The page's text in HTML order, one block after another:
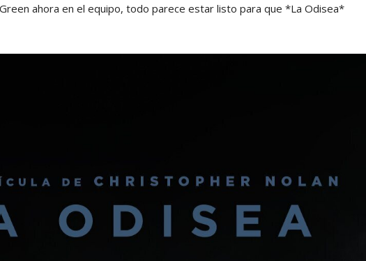
ahora en el equipo, todo parece estar listo para que *La Odisea*